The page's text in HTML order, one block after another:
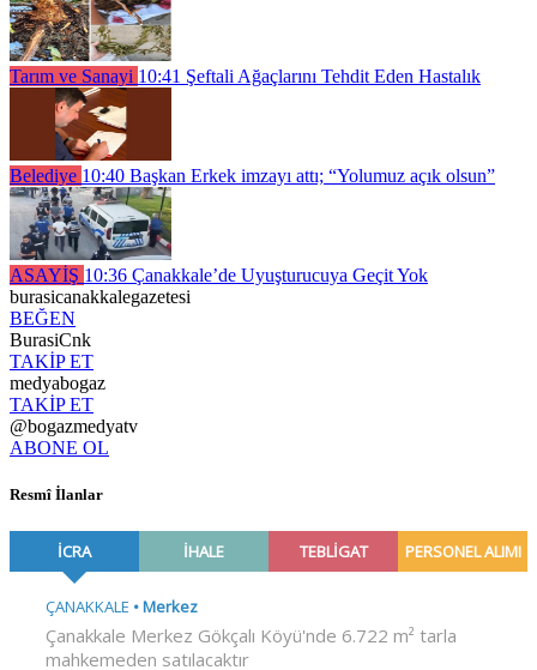
Tarım ve Sanayi 10:41 Şeftali Ağaçlarını Tehdit Eden Hastalık
Belediye 10:40 Başkan Erkek imzayı attı; “Yolumuz açık olsun”
ASAYİŞ 10:36 Çanakkale’de Uyuşturucuya Geçit Yok
burasicanakkalegazetesi
BEĞEN
BurasiCnk
TAKİP ET
medyabogaz
TAKİP ET
@bogazmedyatv
ABONE OL
Resmî İlanlar